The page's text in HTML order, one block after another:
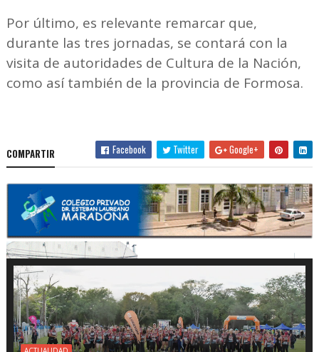
Por último, es relevante remarcar que,
durante las tres jornadas, se contará con la
visita de autoridades de Cultura de la Nación,
como así también de la provincia de Formosa.
COMPARTIR Facebook Twitter Google+